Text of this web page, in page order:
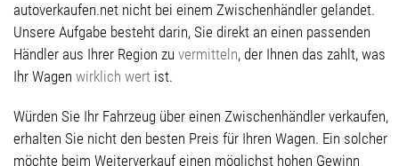
autoverkaufen.net nicht bei einem Zwischenhändler gelandet.
Unsere Aufgabe besteht darin, Sie direkt an einen passenden
Händler aus Ihrer Region zu vermitteln, der Ihnen das zahlt, was
Ihr Wagen wirklich wert ist.
Würden Sie Ihr Fahrzeug über einen Zwischenhändler verkaufen,
erhalten Sie nicht den besten Preis für Ihren Wagen. Ein solcher
möchte beim Weiterverkauf einen möglichst hohen Gewinn